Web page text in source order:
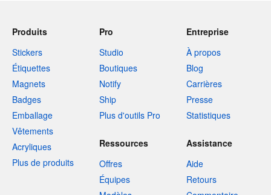
Produits
Stickers
Étiquettes
Magnets
Badges
Emballage
Vêtements
Acryliques
Plus de produits
Pro
Studio
Boutiques
Notify
Ship
Plus d'outils Pro
Entreprise
À propos
Blog
Carrières
Presse
Statistiques
Ressources
Offres
Équipes
Assistance
Aide
Retours